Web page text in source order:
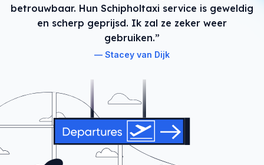
betrouwbaar. Hun Schipholtaxi service is geweldig
en scherp geprijsd. Ik zal ze zeker weer
gebruiken.”
Stacey van Dijk